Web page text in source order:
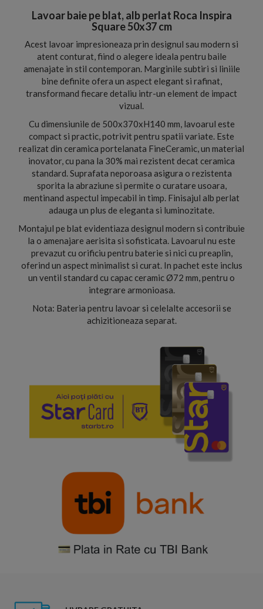
Lavoar baie pe blat, alb perlat Roca Inspira
Square 50x37 cm
Acest lavoar impresioneaza prin designul sau modern si
atent conturat, fiind o alegere ideala pentru baile
amenajate in stil contemporan. Marginile subtiri si liniile
bine definite ofera un aspect elegant si rafinat,
transformand fiecare detaliu intr-un element de impact
vizual.
Cu dimensiunile de 500x370xH140 mm, lavoarul este
compact si practic, potrivit pentru spatii variate. Este
realizat din ceramica portelanata FineCeramic, un material
inovator, cu pana la 30% mai rezistent decat ceramica
standard. Suprafata neporoasa asigura o rezistenta
sporita la abraziune si permite o curatare usoara,
mentinand aspectul impecabil in timp. Finisajul alb perlat
adauga un plus de eleganta si luminozitate.
Montajul pe blat evidentiaza designul modern si contribuie
la o amenajare aerisita si sofisticata. Lavoarul nu este
prevazut cu orificiu pentru baterie si nici cu preaplin,
oferind un aspect minimalist si curat. In pachet este inclus
un ventil standard cu capac ceramic Ø72 mm, pentru o
integrare armonioasa.
Nota: Bateria pentru lavoar si celelalte accesorii se
achizitioneaza separat.